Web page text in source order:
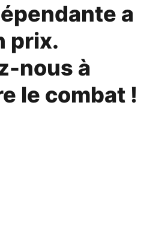
a
prix.
nous à
le combat !